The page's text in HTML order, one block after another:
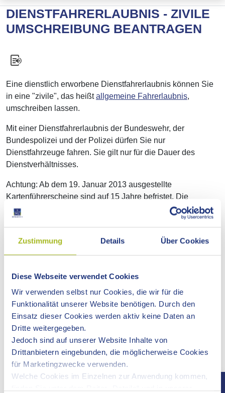
Zustimmung Details Über Cookies
Diese Webseite verwendet Cookies
Wir verwenden selbst nur Cookies, die wir für die
Funktionalität unserer Website benötigen. Durch den
Einsatz dieser Cookies werden aktiv keine Daten an
Dritte weitergegeben.
Jedoch sind auf unserer Website Inhalte von
Drittanbietern eingebunden, die möglicherweise Cookies
für Marketingzwecke verwenden.
Welche Cookies im Einzelnen zur Anwendung kommen,
DIENSTFAHRERLAUBNIS - ZIVILE
UMSCHREIBUNG BEANTRAGEN
Eine dienstlich erworbene Dienstfahrerlaubnis können Sie
in eine "zivile", das heißtallgemeine Fahrerlaubnis,
umschreiben lassen.
Mit einer Dienstfahrerlaubnis der Bundeswehr, der
Bundespolizei und der Polizei dürfen Sie nur
Dienstfahrzeuge fahren. Sie gilt nur für die Dauer des
Dienstverhältnisses.
Achtung: Ab dem 19. Januar 2013 ausgestellte
Kartenführerscheine sind auf 15 Jahre befristet. Die
Befristung betrifft aber nur das Führerscheindokument. Dies
muss alle 15 Jahre erneuert werden. Regelmäßige ärztliche
Dokumententausch nicht verbunden.
Formulare und weitere Angebote
Voraussetzungen
Verfahrensablauf
Fristen